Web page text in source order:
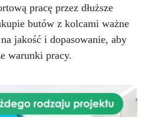
pracę przez dłuższe
butów z kolcami ważne
jakość i dopasowanie, aby
warunki pracy.